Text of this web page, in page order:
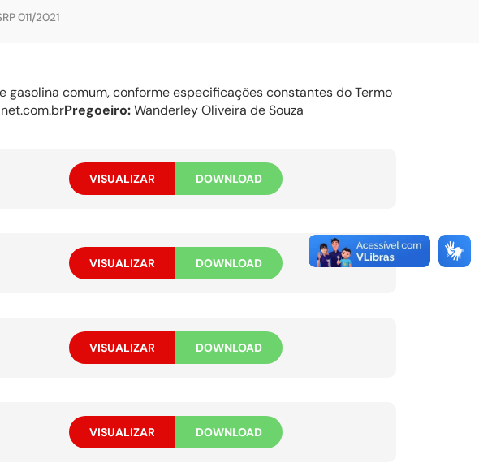
011/2021
comum, conforme especificações constantes do Termo
Pregoeiro:Wanderley Oliveira de Souza
VISUALIZAR DOWNLOAD
VISUALIZAR DOWNLOAD
VISUALIZAR DOWNLOAD
VISUALIZAR DOWNLOAD